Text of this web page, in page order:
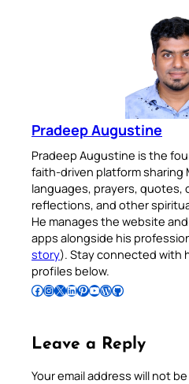
Pradeep Augustine
Pradeep Augustine is the
faith-driven platform sharing
languages, prayers, quotes,
reflections, and other
He manages the website
apps alongside his
story). Stay connected with
profiles below.
Follow Pradeep on Facebook Follow Pradeep on InstagramFollow Pradeep on X Follow Pradeep on LinkedIn Follow Pradeep on Pinterest Subscribe to Pradeep’s Youtube Channel Follow Pradeep on WordPress Follow Pradeep on GitHub
Leave a Reply
Your email address will not